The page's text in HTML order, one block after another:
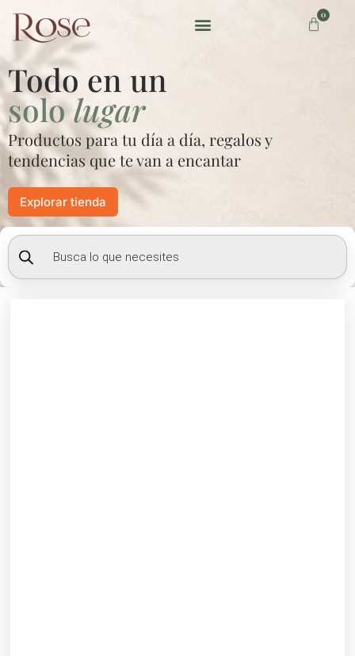
contenido
0
Carrito
Todo en un
sololugar
Productos para tu día a día, regalos y
tendencias que te van a encantar
Explorar tienda
Búsqueda
de
productos